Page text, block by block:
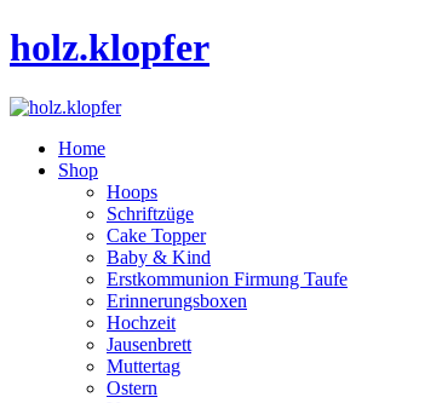
holz.klopfer
Home
Shop
Hoops
Schriftzüge
Cake Topper
Baby & Kind
Erstkommunion Firmung Taufe
Erinnerungsboxen
Hochzeit
Jausenbrett
Muttertag
Ostern